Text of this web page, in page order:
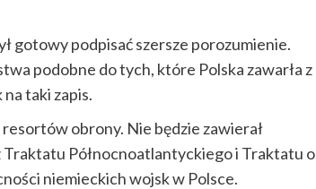
gotowy podpisać szersze porozumienie.
podobne do tych, które Polska zawarła z
taki zapis.
obrony. Nie będzie zawierał
Północnoatlantyckiego i Traktatu o
niemieckich wojsk w Polsce.